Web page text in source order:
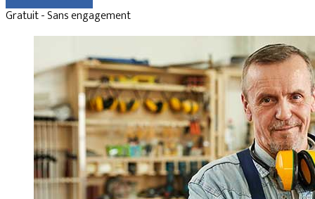
Gratuit - Sans engagement